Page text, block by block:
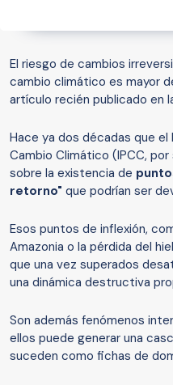
El riesgo de cambios
cambio climático es mayor
artículo recién publicado en
Hace ya dos décadas que
Cambio Climático (IPCC,
sobre la existencia de
retorno" que podrían ser
Esos puntos de inflexión,
Amazonia o la pérdida del
que una vez superados
una dinámica destructiva
Son además fenómenos
ellos puede generar una
suceden como fichas de